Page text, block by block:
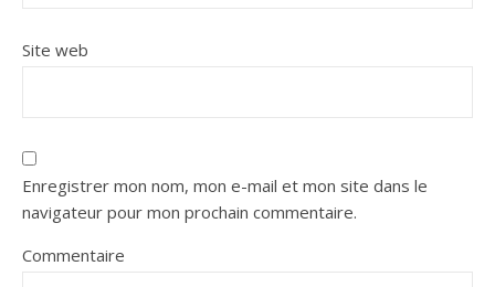
Site web
Enregistrer mon nom, mon e-mail et mon site dans le
navigateur pour mon prochain commentaire.
Commentaire